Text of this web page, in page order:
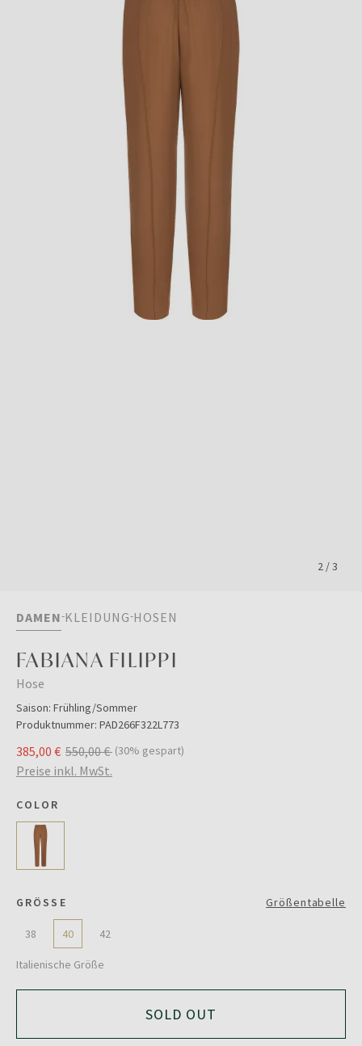
2 /3
DAMEN KLEIDUNG HOSEN
FABIANA FILIPPI
Hose
Saison: Frühling/Sommer
Produktnummer: PAD266F322L773
385,00 € 550,00 € (30% gespart)
Preise inkl. MwSt.
COLOR
GRÖSSE Größentabelle
38 40 42
Italienische Größe
SOLD OUT